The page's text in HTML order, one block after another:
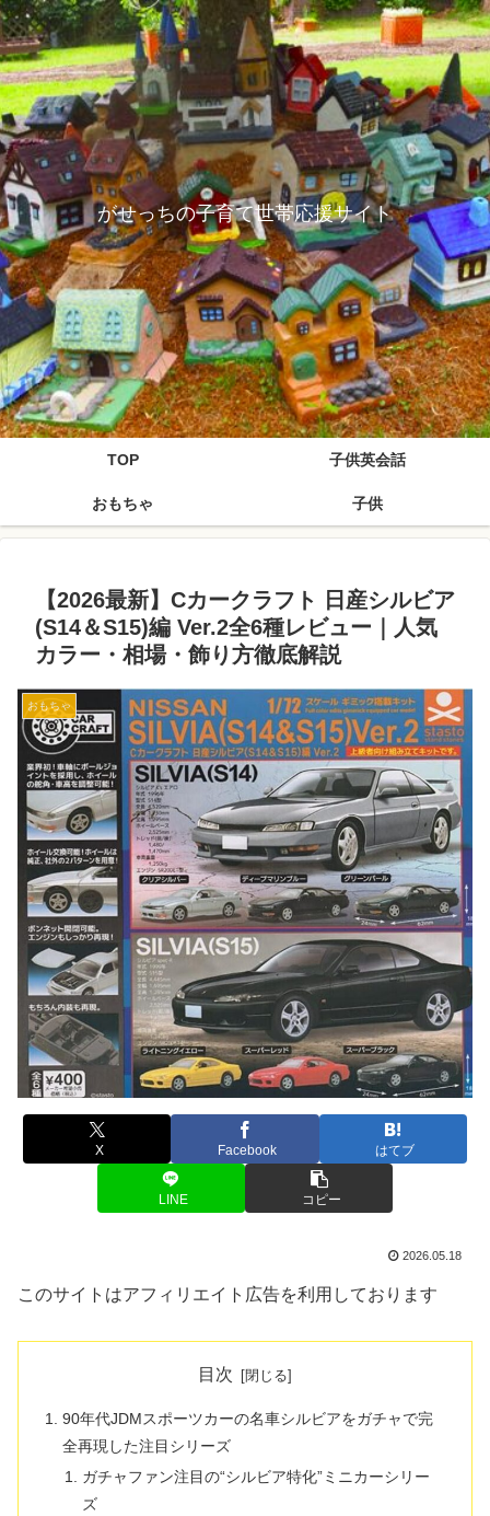
がせっちの子育て世帯応援サイト
TOP 子供英会話
おもちゃ 子供
【2026最新】Cカークラフト 日産シルビア
(S14＆S15)編 Ver.2全6種レビュー｜人気
カラー・相場・飾り方徹底解説
おもちゃ
X Facebook はてブ
LINE コピー
2026.05.18
このサイトはアフィリエイト広告を利用しております
目次
90年代JDMスポーツカーの名車シルビアをガチャで完
全再現した注目シリーズ
ガチャファン注目の“シルビア特化”ミニカーシリー
ズ